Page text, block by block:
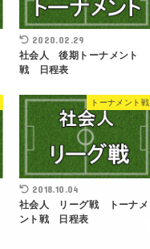
2020.02.29
社会人 後期トーナメント
戦 日程表
トーナメント戦
2018.10.04
社会人 リーグ戦 トーナメ
ント戦 日程表